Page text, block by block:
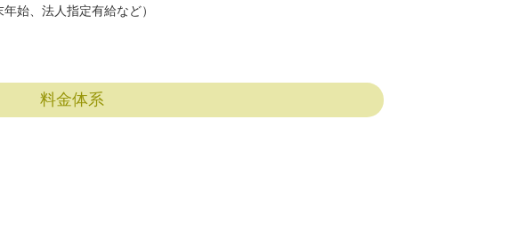
始、法人指定有給など）
料金体系